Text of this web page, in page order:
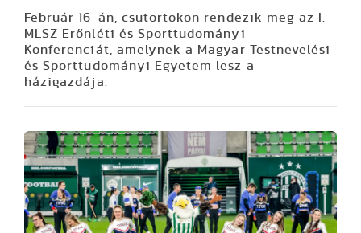
Február 16-án, csütörtökön rendezik meg az I.
MLSZ Erőnléti és Sporttudományi
Konferenciát, amelynek a Magyar Testnevelési
és Sporttudományi Egyetem lesz a
házigazdája.